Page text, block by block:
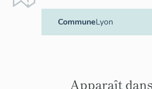
CommuneLyon
Apparaît